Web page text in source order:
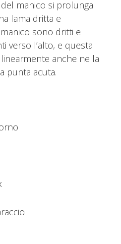
manico si prolunga
lama dritta e
sono dritti e
verso l’alto, e questa
anche nella
punta acuta.